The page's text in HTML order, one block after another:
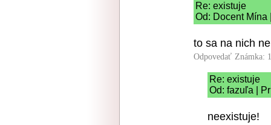
Re: existuje
Od: Docent Mína
to sa na nich
Odpovedať Známka:
Re: existuje
Od: fazuľa |
neexistuje!